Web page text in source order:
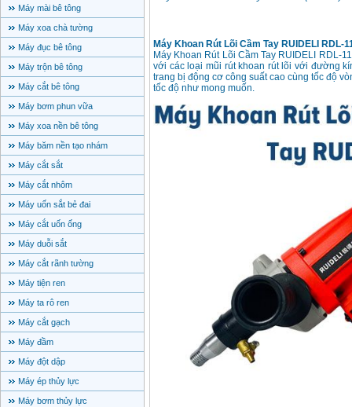
Máy mài bê tông
Máy xoa chà tường
Máy đục bê tông
Máy trộn bê tông
Máy cắt bê tông
Máy bơm phun vữa
Máy xoa nền bê tông
Máy băm nền tạo nhám
Máy cắt sắt
Máy cắt nhôm
Máy uốn sắt bẻ đai
Máy cắt uốn ống
Máy duỗi sắt
Máy cắt rãnh tường
Máy tiện ren
Máy ta rô ren
Máy cắt gạch
Máy đầm
Máy đột dập
Máy ép thủy lực
Máy bơm thủy lực
Máy Khoan Rút Lõi Cầm Tay RUIDELI RDL-
Máy Khoan Rút Lõi Cầm Tay RUIDELI RDL-
với các loại mũi rút khoan rút lõi với đường
trang bị động cơ công suất cao cùng tốc độ
tốc độ như mong muốn.